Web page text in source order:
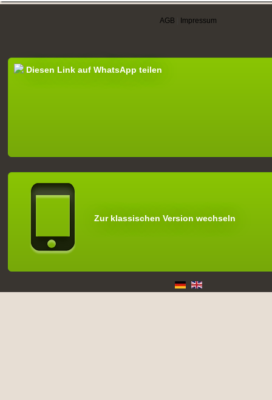
AGB Impressum
Diesen Link auf WhatsApp teilen
Zur klassischen Version wechseln